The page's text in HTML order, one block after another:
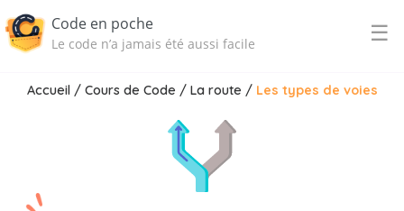
Code en poche
Le code n’a jamais été aussi facile ☰
Accueil/ Cours de Code / La route / Les types de voies